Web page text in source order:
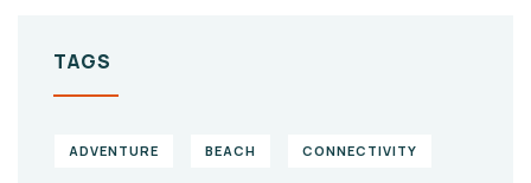
TAGS
ADVENTURE BEACH CONNECTIVITY